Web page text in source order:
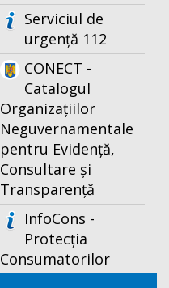
Serviciul de
urgență 112
CONECT -
Catalogul
Organizațiilor
Neguvernamentale
pentru Evidență,
Consultare și
Transparență
InfoCons -
Protecția
Consumatorilor